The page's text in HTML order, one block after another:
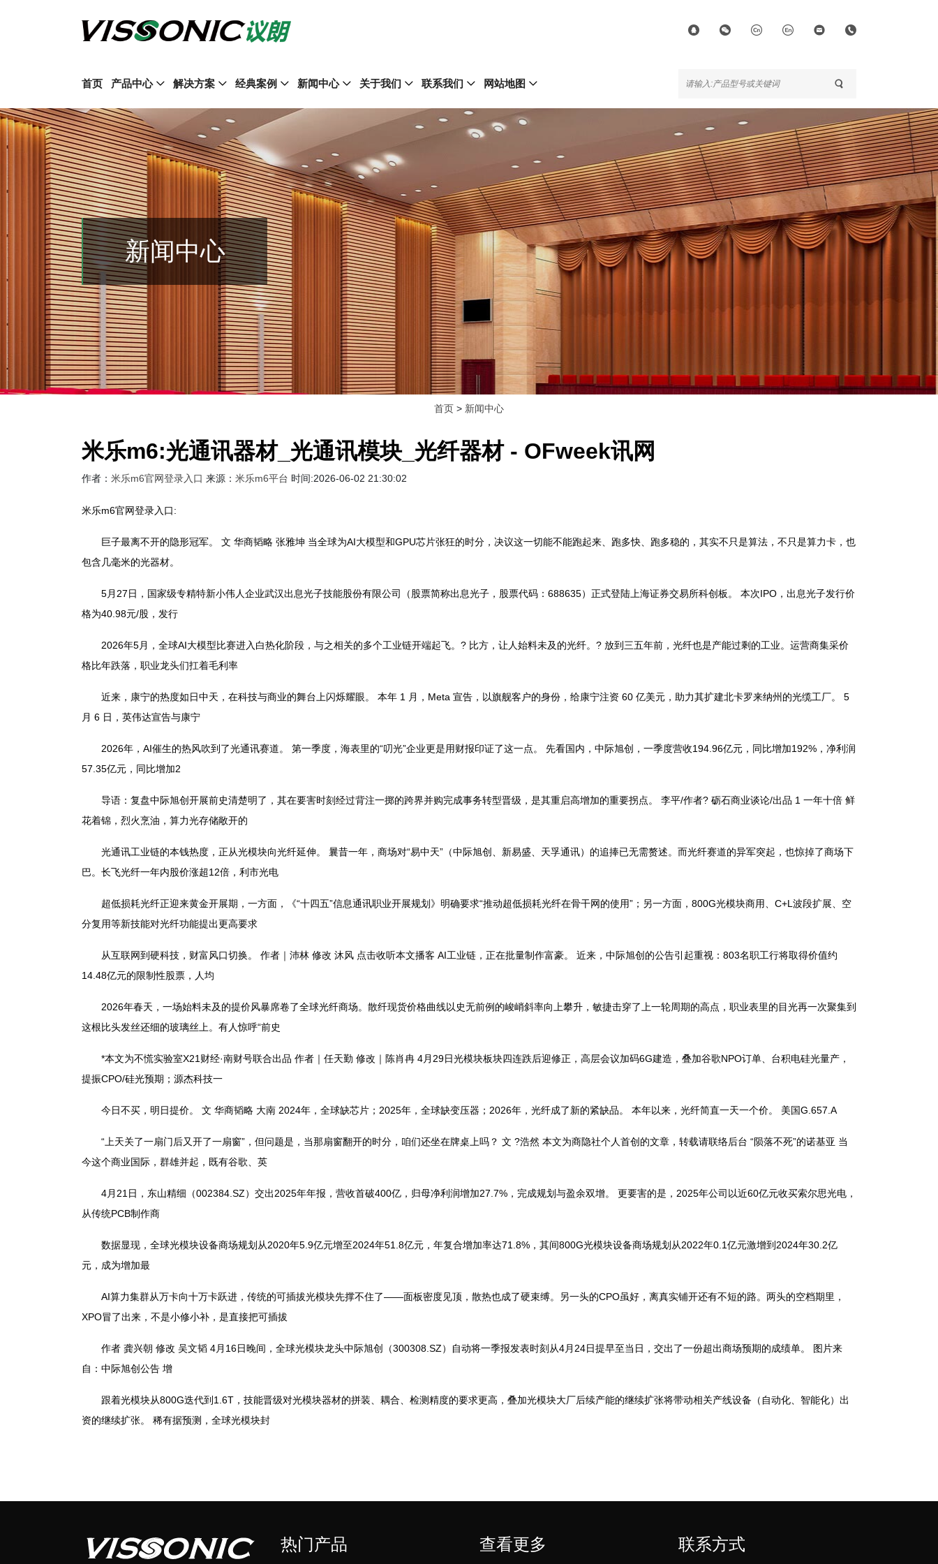
首页 产品中心 解决方案 经典案例 新闻中心 关于我们 联系我们 网站地图
新闻中心
首页 > 新闻中心
米乐m6:光通讯器材_光通讯模块_光纤器材 - OFweek讯网
作者： 米乐m6官网登录入口 来源： 米乐m6平台 时间:2026-06-02 21:30:02
米乐m6官网登录入口:
巨子最离不开的隐形冠军。 文 华商韬略 张雅坤 当全球为AI大模型和GPU芯片张狂的时分，决议这一切能不能跑起来、跑多快、跑多稳的，其实不只是算法，不只是算力卡，也
包含几毫米的光器材。
5月27日，国家级专精特新小伟人企业武汉出息光子技能股份有限公司（股票简称出息光子，股票代码：688635）正式登陆上海证券交易所科创板。 本次IPO，出息光子发行价
格为40.98元/股，发行
2026年5月，全球AI大模型比赛进入白热化阶段，与之相关的多个工业链开端起飞。? 比方，让人始料未及的光纤。? 放到三五年前，光纤也是产能过剩的工业。运营商集采价
格比年跌落，职业龙头们扛着毛利率
近来，康宁的热度如日中天，在科技与商业的舞台上闪烁耀眼。 本年 1 月，Meta 宣告，以旗舰客户的身份，给康宁注资 60 亿美元，助力其扩建北卡罗来纳州的光缆工厂。 5
月 6 日，英伟达宣告与康宁
2026年，AI催生的热风吹到了光通讯赛道。 第一季度，海表里的“叨光”企业更是用财报印证了这一点。 先看国内，中际旭创，一季度营收194.96亿元，同比增加192%，净利润
57.35亿元，同比增加2
导语：复盘中际旭创开展前史清楚明了，其在要害时刻经过背注一掷的跨界并购完成事务转型晋级，是其重启高增加的重要拐点。 李平/作者? 砺石商业谈论/出品 1 一年十倍 鲜
花着锦，烈火烹油，算力光存储敞开的
光通讯工业链的本钱热度，正从光模块向光纤延伸。 曩昔一年，商场对“易中天”（中际旭创、新易盛、天孚通讯）的追捧已无需赘述。而光纤赛道的异军突起，也惊掉了商场下
巴。长飞光纤一年内股价涨超12倍，利市光电
超低损耗光纤正迎来黄金开展期，一方面，《“十四五”信息通讯职业开展规划》明确要求“推动超低损耗光纤在骨干网的使用”；另一方面，800G光模块商用、C+L波段扩展、空
分复用等新技能对光纤功能提出更高要求
从互联网到硬科技，财富风口切换。 作者｜沛林 修改 沐风 点击收听本文播客 AI工业链，正在批量制作富豪。 近来，中际旭创的公告引起重视：803名职工行将取得价值约
14.48亿元的限制性股票，人均
2026年春天，一场始料未及的提价风暴席卷了全球光纤商场。散纤现货价格曲线以史无前例的峻峭斜率向上攀升，敏捷击穿了上一轮周期的高点，职业表里的目光再一次聚集到
这根比头发丝还细的玻璃丝上。有人惊呼“前史
*本文为不慌实验室X21财经·南财号联合出品 作者｜任天勤 修改｜陈肖冉 4月29日光模块板块四连跌后迎修正，高层会议加码6G建造，叠加谷歌NPO订单、台积电硅光量产，
提振CPO/硅光预期；源杰科技一
今日不买，明日提价。 文 华商韬略 大南 2024年，全球缺芯片；2025年，全球缺变压器；2026年，光纤成了新的紧缺品。 本年以来，光纤简直一天一个价。 美国G.657.A
“上天关了一扇门后又开了一扇窗”，但问题是，当那扇窗翻开的时分，咱们还坐在牌桌上吗？ 文 ?浩然 本文为商隐社个人首创的文章，转载请联络后台 “陨落不死”的诺基亚 当
今这个商业国际，群雄并起，既有谷歌、英
4月21日，东山精细（002384.SZ）交出2025年年报，营收首破400亿，归母净利润增加27.7%，完成规划与盈余双增。 更要害的是，2025年公司以近60亿元收买索尔思光电，
从传统PCB制作商
数据显现，全球光模块设备商场规划从2020年5.9亿元增至2024年51.8亿元，年复合增加率达71.8%，其间800G光模块设备商场规划从2022年0.1亿元激增到2024年30.2亿
元，成为增加最
AI算力集群从万卡向十万卡跃进，传统的可插拔光模块先撑不住了——面板密度见顶，散热也成了硬束缚。另一头的CPO虽好，离真实铺开还有不短的路。两头的空档期里，
XPO冒了出来，不是小修小补，是直接把可插拔
作者 龚兴朝 修改 吴文韬 4月16日晚间，全球光模块龙头中际旭创（300308.SZ）自动将一季报发表时刻从4月24日提早至当日，交出了一份超出商场预期的成绩单。 图片来
自：中际旭创公告 增
跟着光模块从800G迭代到1.6T，技能晋级对光模块器材的拼装、耦合、检测精度的要求更高，叠加光模块大厂后续产能的继续扩张将带动相关产线设备（自动化、智能化）出
资的继续扩张。 稀有据预测，全球光模块封
热门产品 查看更多 联系方式